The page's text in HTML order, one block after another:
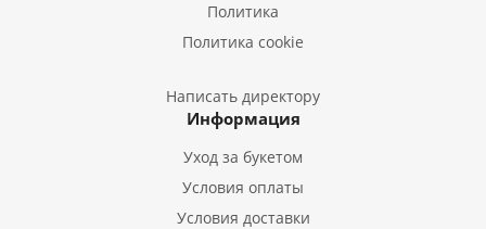
Букеты из Эустом
Букеты из Гладиолусов
Букеты из Тюльпанов
Политика
Политика cookie
Написать директору
Информация
Уход за букетом
Условия оплаты
Условия доставки